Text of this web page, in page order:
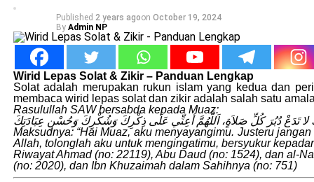
Published 2 years agoon October 19, 2024
By Admin NP
Wirid Lepas Solat & Zikir – Panduan Lengkap
Solat adalah merupakan rukun islam yang kedua dan
membaca wirid lepas solat dan zikir adalah salah satu
Rasulullah SAW bersabda kepada Muaz:
لا تَدَعْ دُبُرَ كُلِّ صَلاَةٍ، اَللَّهُمَّ أعِنِّي عَلَى ذِكْرِكَ وَشُكْرِكَ وَحُسْنِ عِبَادَتِكَ
Maksudnya: “Hai Muaz, aku menyayangimu. Justeru
Allah, tolonglah aku untuk mengingatimu, bersyukur
Riwayat Ahmad (no: 22119), Abu Daud (no: 1524), dan al-
(no: 2020), dan Ibn Khuzaimah dalam Sahihnya (no: 751)